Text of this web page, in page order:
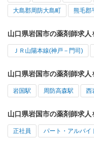
大島郡周防大島町 熊毛郡
山口県岩国市の薬剤師求人
ＪＲ山陽本線(神戸－門司)
山口県岩国市の薬剤師求人
岩国駅 周防高森駅 西
山口県岩国市の薬剤師求
正社員 パート・アルバイ